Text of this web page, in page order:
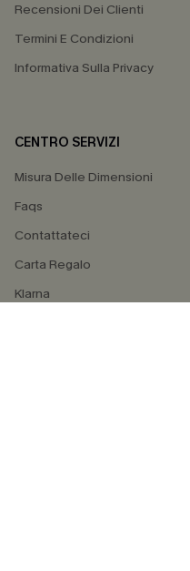
Recensioni Dei Clienti
Termini E Condizioni
Informativa Sulla Privacy
CENTRO SERVIZI
Misura Delle Dimensioni
Faqs
Contattateci
Carta Regalo
Klarna